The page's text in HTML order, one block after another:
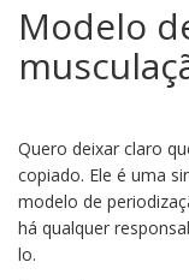
Modelo
Quero deixar claro
copiado. Ele é uma
modelo de
há qualquer
lo.